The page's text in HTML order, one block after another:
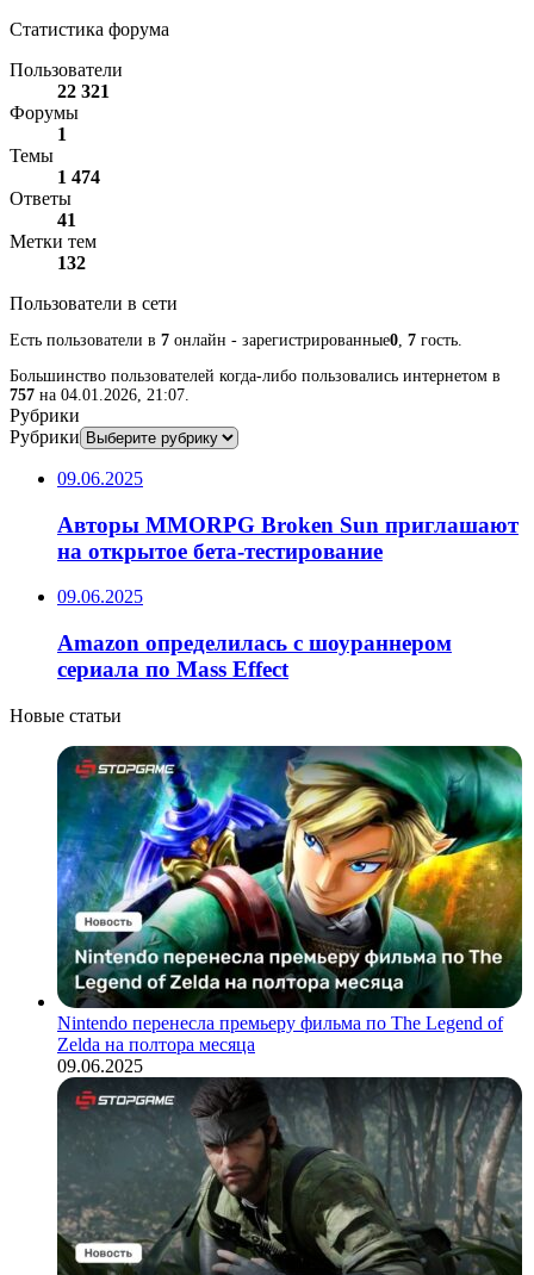
Статистика форума
Пользователи
22 321
Форумы
1
Темы
1 474
Ответы
41
Метки тем
132
Пользователи в сети
Есть пользователи в 7 онлайн - зарегистрированные0 7 гость.
Большинство пользователей когда-либо пользовались интернетом в
757 на 04.01.2026, 21:07.
Рубрики
Рубрики
09.06.2025
Авторы MMORPG Broken Sun приглашают
на открытое бета-тестирование
09.06.2025
Amazon определилась с шоураннером
сериала по Mass Effect
Новые статьи
Nintendo перенесла премьеру фильма по The Legend of
Zelda на полтора месяца
09.06.2025